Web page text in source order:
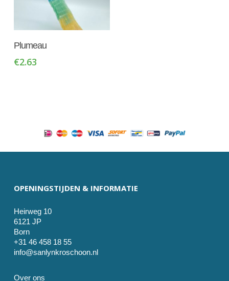
Plumeau
€2.63
OPENINGSTIJDEN & INFORMATIE
Heirweg 10
6121 JP
Born
+31 46 458 18 55
info@sanlynkroschoon.nl
Over ons